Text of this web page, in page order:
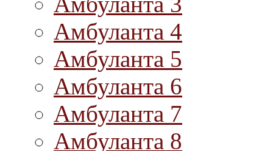
Амбуланта 4
Амбуланта 5
Амбуланта 6
Амбуланта 7
Амбуланта 8